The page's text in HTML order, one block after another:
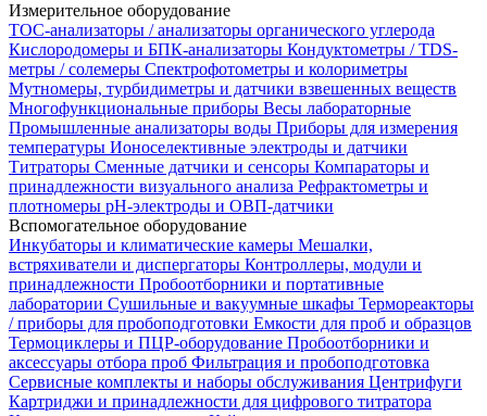
Измерительное оборудование
TOC-анализаторы / анализаторы органического углерода
Кислородомеры и БПК-анализаторы Кондуктометры / TDS-
метры / солемеры Спектрофотометры и колориметры
Мутномеры, турбидиметры и датчики взвешенных веществ
Многофункциональные приборы Весы лабораторные
Промышленные анализаторы воды Приборы для измерения
температуры Ионоселективные электроды и датчики
Титраторы Сменные датчики и сенсоры Компараторы и
принадлежности визуального анализа Рефрактометры и
плотномеры pH-электроды и ОВП-датчики
Вспомогательное оборудование
Инкубаторы и климатические камеры Мешалки,
встряхиватели и диспергаторы Контроллеры, модули и
принадлежности Пробоотборники и портативные
лаборатории Сушильные и вакуумные шкафы Термореакторы
/ приборы для пробоподготовки Емкости для проб и образцов
Термоциклеры и ПЦР-оборудование Пробоотборники и
аксессуары отбора проб Фильтрация и пробоподготовка
Сервисные комплекты и наборы обслуживания Центрифуги
Картриджи и принадлежности для цифрового титратора